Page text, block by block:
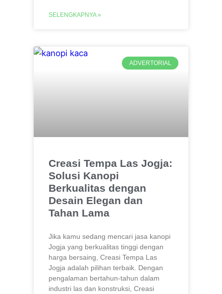
SELENGKAPNYA »
ADVERTORIAL
Creasi Tempa Las Jogja:
Solusi Kanopi
Berkualitas dengan
Desain Elegan dan
Tahan Lama
Jika kamu sedang mencari jasa kanopi
Jogja yang berkualitas tinggi dengan
harga bersaing, Creasi Tempa Las
Jogja adalah pilihan terbaik. Dengan
pengalaman bertahun-tahun dalam
industri las dan konstruksi, Creasi